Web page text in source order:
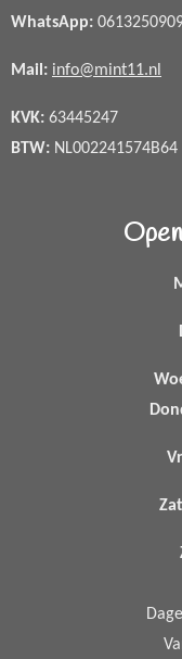
WhatsApp:
Mail: info@mint11.nl
KVK: 63445247
BTW: NL002241574B64